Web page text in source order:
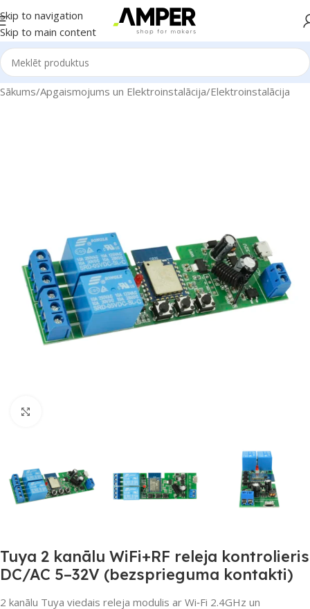
Skip to navigation
Skip to main content
Sākums/Apgaismojums un Elektroinstalācija/Elektroinstalācija
Tuya 2 kanālu WiFi+RF releja kontrolieris
DC/AC 5–32V (bezsprieguma kontakti)
2 kanālu Tuya viedais releja modulis ar Wi‑Fi 2.4GHz un